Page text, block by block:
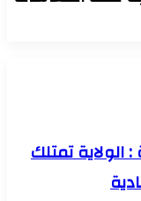
الولاية تمتلك